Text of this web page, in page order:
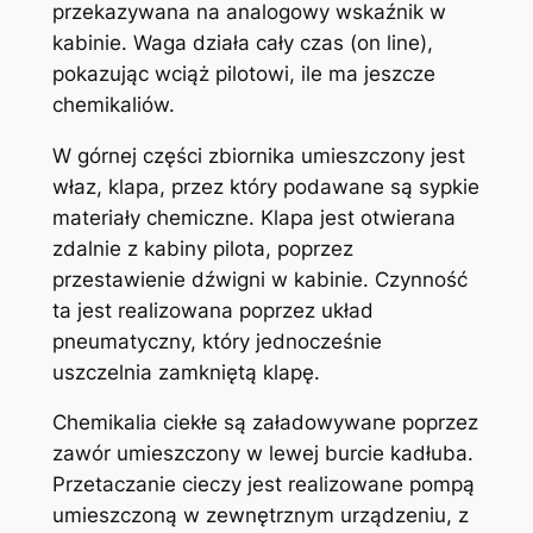
przekazywana na analogowy wskaźnik w
kabinie. Waga działa cały czas (on line),
pokazując wciąż pilotowi, ile ma jeszcze
chemikaliów.
W górnej części zbiornika umieszczony jest
właz, klapa, przez który podawane są sypkie
materiały chemiczne. Klapa jest otwierana
zdalnie z kabiny pilota, poprzez
przestawienie dźwigni w kabinie. Czynność
ta jest realizowana poprzez układ
pneumatyczny, który jednocześnie
uszczelnia zamkniętą klapę.
Chemikalia ciekłe są załadowywane poprzez
zawór umieszczony w lewej burcie kadłuba.
Przetaczanie cieczy jest realizowane pompą
umieszczoną w zewnętrznym urządzeniu, z